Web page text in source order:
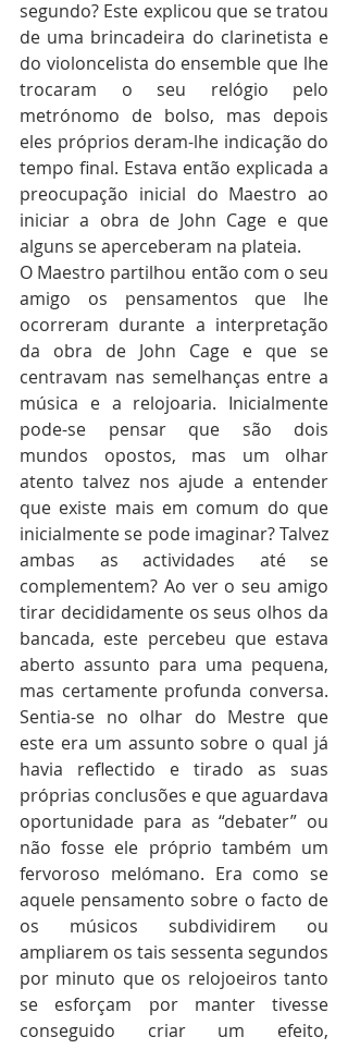
segundo? Este explicou que se tratou
de uma brincadeira do clarinetista e
do violoncelista do ensemble que lhe
trocaram o seu relógio pelo
metrónomo de bolso, mas depois
eles próprios deram-lhe indicação do
tempo final. Estava então explicada a
preocupação inicial do Maestro ao
iniciar a obra de John Cage e que
alguns se aperceberam na plateia.
O Maestro partilhou então com o seu
amigo os pensamentos que lhe
ocorreram durante a interpretação
da obra de John Cage e que se
centravam nas semelhanças entre a
música e a relojoaria. Inicialmente
pode-se pensar que são dois
mundos opostos, mas um olhar
atento talvez nos ajude a entender
que existe mais em comum do que
inicialmente se pode imaginar? Talvez
ambas as actividades até se
complementem? Ao ver o seu amigo
tirar decididamente os seus olhos da
bancada, este percebeu que estava
aberto assunto para uma pequena,
mas certamente profunda conversa.
Sentia-se no olhar do Mestre que
este era um assunto sobre o qual já
havia reflectido e tirado as suas
próprias conclusões e que aguardava
oportunidade para as “debater” ou
não fosse ele próprio também um
fervoroso melómano. Era como se
aquele pensamento sobre o facto de
os músicos subdividirem ou
ampliarem os tais sessenta segundos
por minuto que os relojoeiros tanto
se esforçam por manter tivesse
conseguido criar um efeito,